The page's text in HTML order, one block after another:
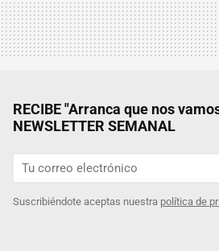
RECIBE "Arranca que nos
NEWSLETTER SEMANAL
Suscribiéndote aceptas nuestra política de